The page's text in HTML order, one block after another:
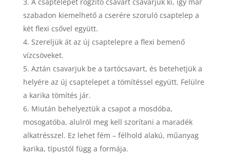
szabadon kiemelhető a cserére szoruló csaptelep a
két flexi csővel együtt.
Szereljük át az új csaptelepre a flexi bemenő
vízcsöveket.
Aztán csavarjuk be a tartócsavart, és betehetjük a
helyére az új csaptelepet a tömítéssel együtt. Felülre
a karika tömítés jár.
Miután behelyeztük a csapot a mosdóba,
mosogatóba, alulról meg kell szorítani a maradék
alkatrésszel. Ez lehet fém – félhold alakú, műanyag
karika, típustól függ a formája.